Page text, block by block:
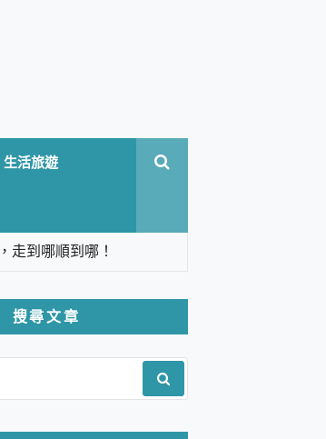
生活旅遊
走到哪順到哪！
畫質戶外攝影機 開箱 評
搜尋文章